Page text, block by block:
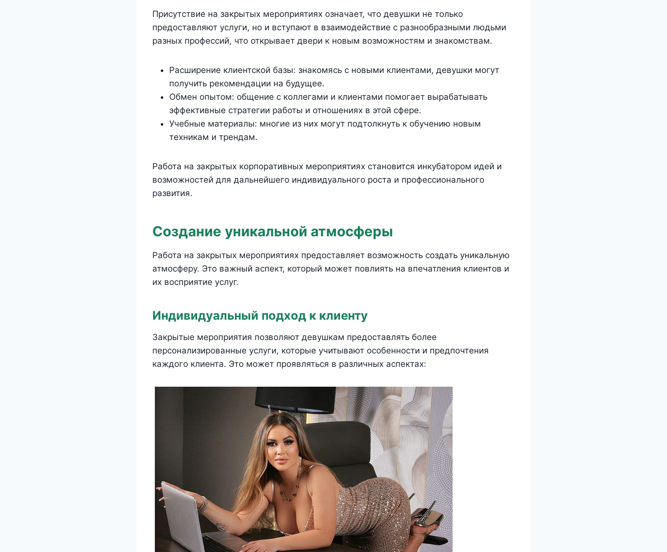
Присутствие на закрытых мероприятиях означает, что девушки не только
предоставляют услуги, но и вступают в взаимодействие с разнообразными людьми
разных профессий, что открывает двери к новым возможностям и знакомствам.
Расширение клиентской базы: знакомясь с новыми клиентами, девушки могут
получить рекомендации на будущее.
Обмен опытом: общение с коллегами и клиентами помогает вырабатывать
эффективные стратегии работы и отношениях в этой сфере.
Учебные материалы: многие из них могут подтолкнуть к обучению новым
техникам и трендам.
Работа на закрытых корпоративных мероприятиях становится инкубатором идей и
возможностей для дальнейшего индивидуального роста и профессионального
развития.
Создание уникальной атмосферы
Работа на закрытых мероприятиях предоставляет возможность создать уникальную
атмосферу. Это важный аспект, который может повлиять на впечатления клиентов и
их восприятие услуг.
Индивидуальный подход к клиенту
Закрытые мероприятия позволяют девушкам предоставлять более
персонализированные услуги, которые учитывают особенности и предпочтения
каждого клиента. Это может проявляться в различных аспектах: